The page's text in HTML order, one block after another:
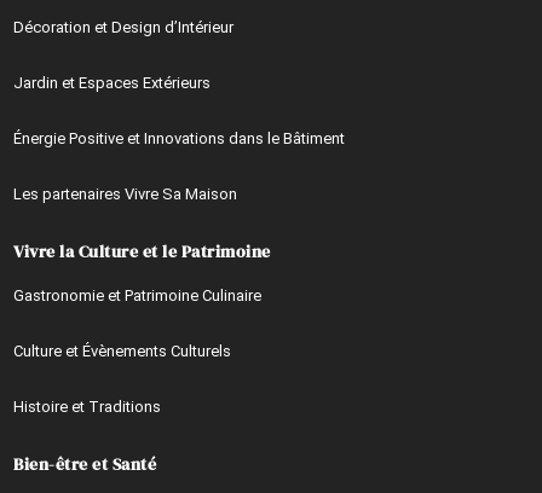
Décoration et Design d’Intérieur
Jardin et Espaces Extérieurs
Énergie Positive et Innovations dans le Bâtiment
Les partenaires Vivre Sa Maison
Vivre la Culture et le Patrimoine
Gastronomie et Patrimoine Culinaire
Culture et Évènements Culturels
Histoire et Traditions
Bien-être et Santé